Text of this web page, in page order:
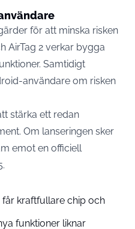
för att minska risken
AirTag 2 verkar bygga
Samtidigt
användare om risken
stärka ett redan
Om lanseringen sker
emot en officiell
får kraftfullare chip och
funktioner liknar